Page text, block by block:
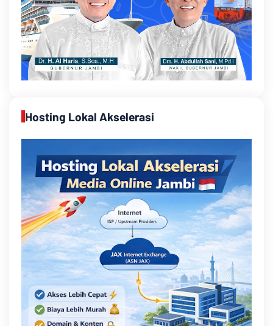
Hosting Lokal Akselerasi